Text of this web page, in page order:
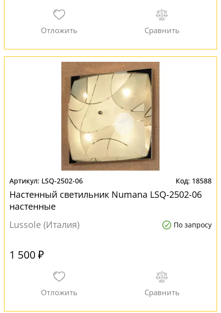
LSQ-2502-06 18588
Настенный светильник Numana LSQ-2502-06
настенные
Lussole (Италия)
По запросу
1 500 ₽